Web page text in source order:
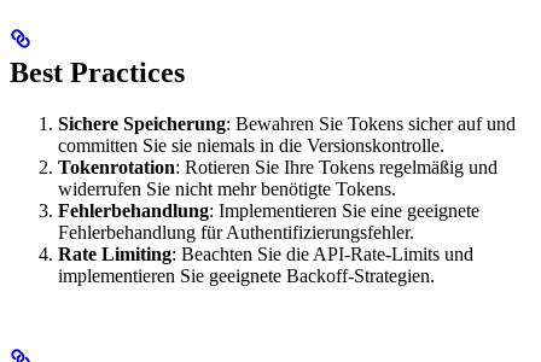
Best Practices
Sichere Speicherung: Bewahren Sie Tokens sicher auf und
committen Sie sie niemals in die Versionskontrolle.
Tokenrotation: Rotieren Sie Ihre Tokens regelmäßig und
widerrufen Sie nicht mehr benötigte Tokens.
Fehlerbehandlung: Implementieren Sie eine geeignete
Fehlerbehandlung für Authentifizierungsfehler.
Rate Limiting: Beachten Sie die API-Rate-Limits und
implementieren Sie geeignete Backoff-Strategien.